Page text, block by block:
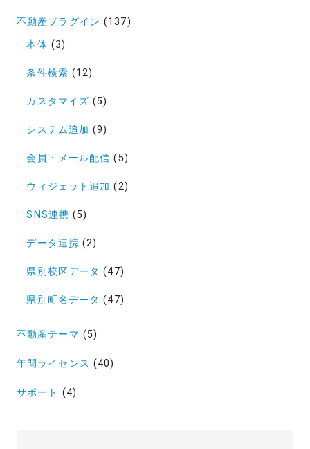
不動産プラグイン (137)
本体 (3)
条件検索 (12)
カスタマイズ (5)
システム追加 (9)
会員・メール配信 (5)
ウィジェット追加 (2)
SNS連携 (5)
データ連携 (2)
県別校区データ (47)
県別町名データ (47)
不動産テーマ (5)
年間ライセンス (40)
サポート (4)